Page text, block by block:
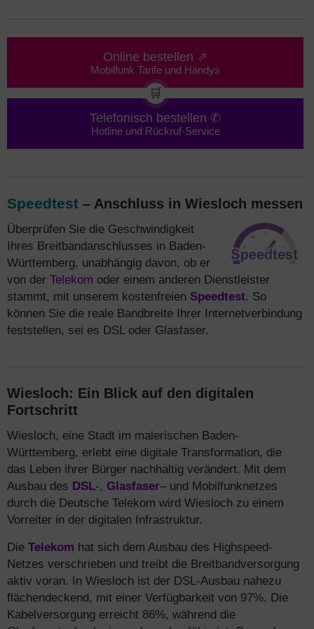
Online bestellen ⇗
Mobilfunk Tarife und Handys
🛒
Telefonisch bestellen ✆
Hotline und Rückruf-Service
Speedtest – Anschluss in Wiesloch messen
Überprüfen Sie die Geschwindigkeit
Ihres Breitbandanschlusses in Baden-
Württemberg, unabhängig davon, ob er
von der Telekom oder einem anderen Dienstleister
stammt, mit unserem kostenfreien Speedtest. So
können Sie die reale Bandbreite Ihrer Internetverbindung
feststellen, sei es DSL oder Glasfaser.
Wiesloch: Ein Blick auf den digitalen
Fortschritt
Wiesloch, eine Stadt im malerischen Baden-
Württemberg, erlebt eine digitale Transformation, die
das Leben ihrer Bürger nachhaltig verändert. Mit dem
Ausbau des DSL-, Glasfaser– und Mobilfunknetzes
durch die Deutsche Telekom wird Wiesloch zu einem
Vorreiter in der digitalen Infrastruktur.
Die Telekom hat sich dem Ausbau des Highspeed-
Netzes verschrieben und treibt die Breitbandversorgung
aktiv voran. In Wiesloch ist der DSL-Ausbau nahezu
flächendeckend, mit einer Verfügbarkeit von 97%. Die
Kabelversorgung erreicht 86%, während die